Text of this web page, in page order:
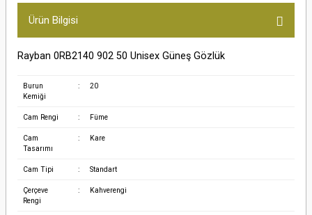
Ürün Bilgisi
Rayban 0RB2140 902 50 Unisex Güneş Gözlük
Burun
Kemiği
: 20
Cam Rengi : Füme
Cam
Tasarımı
: Kare
Cam Tipi : Standart
Çerçeve
Rengi
: Kahverengi